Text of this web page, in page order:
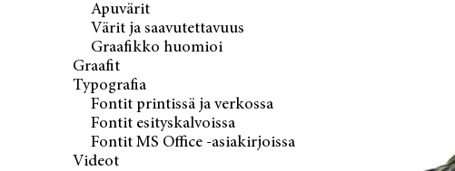
Apuvärit
Värit ja saavutettavuus
Graafikko huomioi
Graafit
Typografia
Fontit printissä ja verkossa
Fontit esityskalvoissa
Fontit MS Office -asiakirjoissa
Videot